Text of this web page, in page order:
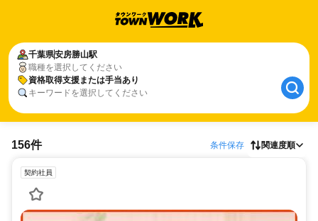
千葉県安房勝山駅
職種を選択してください
資格取得支援または手当あり
キーワードを選択してください
156件 条件保存 関連度順
契約社員